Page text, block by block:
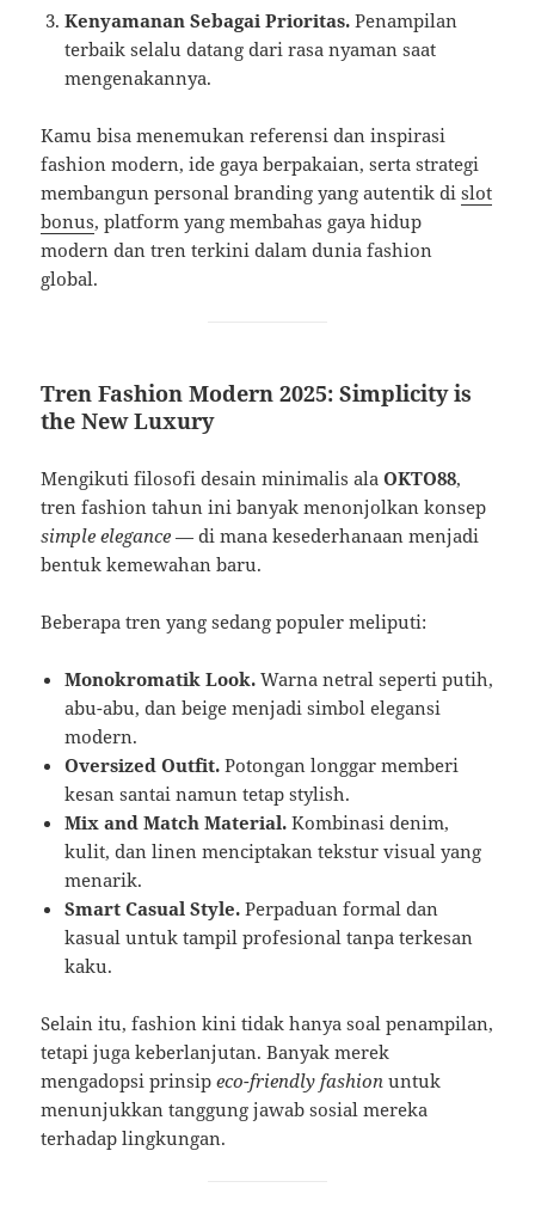
Kenyamanan Sebagai Prioritas. Penampilan
terbaik selalu datang dari rasa nyaman saat
mengenakannya.
Kamu bisa menemukan referensi dan inspirasi
fashion modern, ide gaya berpakaian, serta strategi
membangun personal branding yang autentik dislot
bonus, platform yang membahas gaya hidup
modern dan tren terkini dalam dunia fashion
global.
Tren Fashion Modern 2025: Simplicity is
the New Luxury
Mengikuti filosofi desain minimalis alaOKTO88,
tren fashion tahun ini banyak menonjolkan konsep
simple elegance — di mana kesederhanaan menjadi
bentuk kemewahan baru.
Beberapa tren yang sedang populer meliputi:
Monokromatik Look. Warna netral seperti putih,
abu-abu, dan beige menjadi simbol elegansi
modern.
Oversized Outfit. Potongan longgar memberi
kesan santai namun tetap stylish.
Mix and Match Material. Kombinasi denim,
kulit, dan linen menciptakan tekstur visual yang
menarik.
Smart Casual Style. Perpaduan formal dan
kasual untuk tampil profesional tanpa terkesan
kaku.
Selain itu, fashion kini tidak hanya soal penampilan,
tetapi juga keberlanjutan. Banyak merek
mengadopsi prinsipeco-friendly fashion untuk
menunjukkan tanggung jawab sosial mereka
terhadap lingkungan.